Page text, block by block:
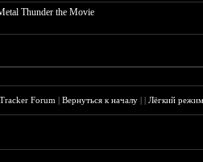
Thunder the Movie
Forum |Вернуться к началу ||Лёгкий